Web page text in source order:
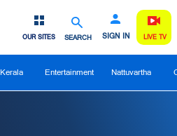
SEARCH SIGN IN
OUR SITES LIVE TV
Kerala Entertainment Nattuvartha